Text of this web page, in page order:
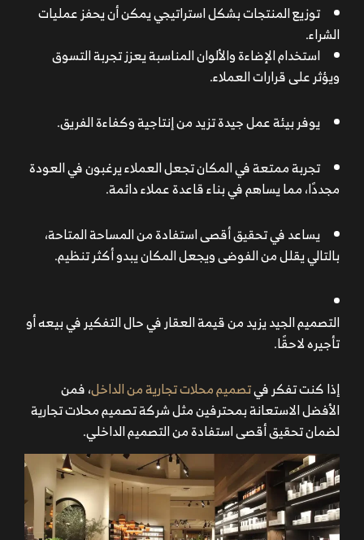
توزيع المنتجات بشكل استراتيجي يمكن أن يحفز عمليات
الشراء.
استخدام الإضاءة والألوان المناسبة يعزز تجربة التسوق
ويؤثر على قرارات العملاء.
يوفر بيئة عمل جيدة تزيد من إنتاجية وكفاءة الفريق.
تجربة ممتعة في المكان تجعل العملاء يرغبون في العودة
مجددًا، مما يساهم في بناء قاعدة عملاء دائمة.
يساعد في تحقيق أقصى استفادة من المساحة المتاحة،
بالتالي يقلل من الفوضى ويجعل المكان يبدو أكثر تنظيم.
التصميم الجيد يزيد من قيمة العقار في حال التفكير في بيعه أو
تأجيره لاحقًا.
إذا كنت تفكر فيتصميم محلات تجارية من الداخل، فمن
الأفضل الاستعانة بمحترفين مثل شركة تصميم محلات تجارية
لضمان تحقيق أقصى استفادة من التصميم الداخلي.